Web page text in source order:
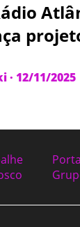
· 12/11/2025